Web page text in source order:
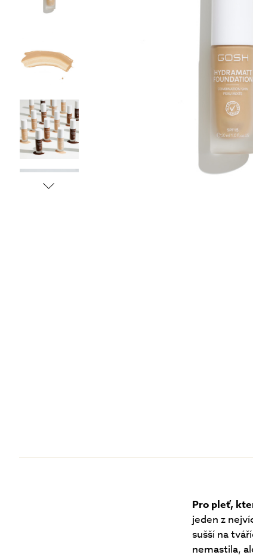
Pro pleť,
jeden z
sušší na
nemastila,